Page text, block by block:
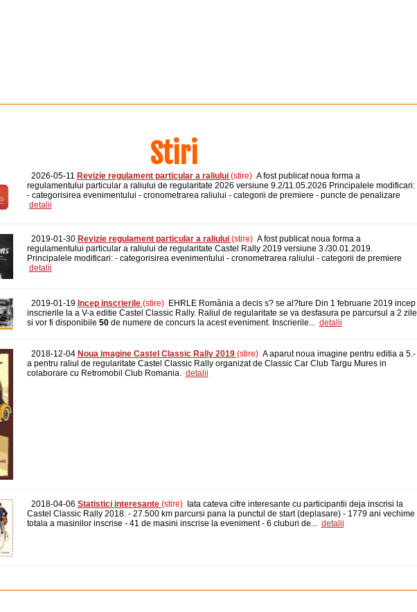
Stiri
2026-05-11 Revizie regulament particular a raliului (stire)A fost publicat noua forma a
regulamentului particular a raliului de regularitate 2026 versiune 9.2/11.05.2026 Principalele modificari:
- categorisirea evenimentului - cronometrarea raliului - categorii de premiere - puncte de penalizare
detalii
2019-01-30 Revizie regulament particular a raliului (stire)A fost publicat noua forma a
regulamentului particular a raliului de regularitate Castel Rally 2019 versiune 3./30.01.2019.
Principalele modificari: - categorisirea evenimentului - cronometrarea raliului - categorii de premiere
detalii
2019-01-19 Incep inscrierile (stire)EHRLE România a decis s? se al?ture Din 1 februarie 2019 incep
inscrierile la a V-a editie Castel Classic Rally. Raliul de regularitate se va desfasura pe parcursul a 2 zile
si vor fi disponibile 50de numere de concurs la acest eveniment. Inscrierile... detalii
2018-12-04 Noua imagine Castel Classic Rally 2019 (stire)A aparut noua imagine pentru editia a 5.-
a pentru raliul de regularitate Castel Classic Rally organizat de Classic Car Club Targu Mures in
colaborare cu Retromobil Club Romania. detalii
2018-04-06 Statistici interesante (stire)Iata cateva cifre interesante cu participantii deja inscrisi la
Castel Classic Rally 2018: - 27.500 km parcursi pana la punctul de start (deplasare) - 1779 ani vechime
totala a masinilor inscrise - 41 de masini inscrise la eveniment - 6 cluburi de... detalii